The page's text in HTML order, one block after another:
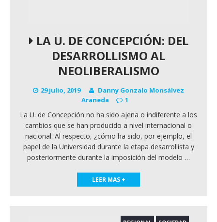
LA U. DE CONCEPCIÓN: DEL
DESARROLLISMO AL
NEOLIBERALISMO
29 julio, 2019
Danny Gonzalo Monsálvez
Araneda
1
La U. de Concepción no ha sido ajena o indiferente a los
cambios que se han producido a nivel internacional o
nacional. Al respecto, ¿cómo ha sido, por ejemplo, el
papel de la Universidad durante la etapa desarrollista y
posteriormente durante la imposición del modelo …
LEER MAS +